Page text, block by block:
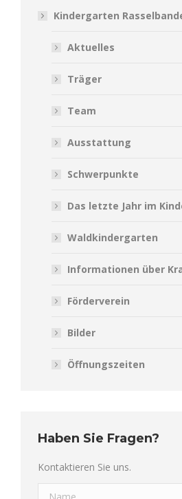
Kindergarten
Aktuelles
Träger
Team
Ausstattung
Schwerpunkte
Das letzte Jahr im
Waldkindergarten
Informationen über
Förderverein
Bilder
Öffnungszeiten
Haben Sie Fragen?
Kontaktieren Sie uns.
Name